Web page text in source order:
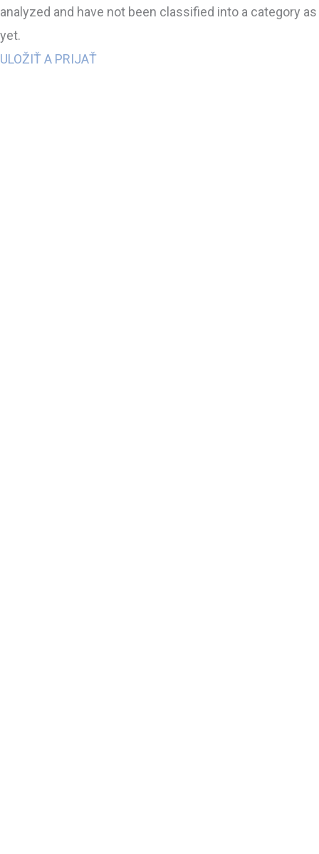
analyzed and have not been classified into a category as
yet.
ULOŽIŤ A PRIJAŤ